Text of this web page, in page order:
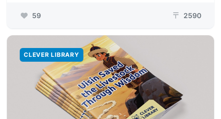
59 ₸ 2590
CLEVER LIBRARY